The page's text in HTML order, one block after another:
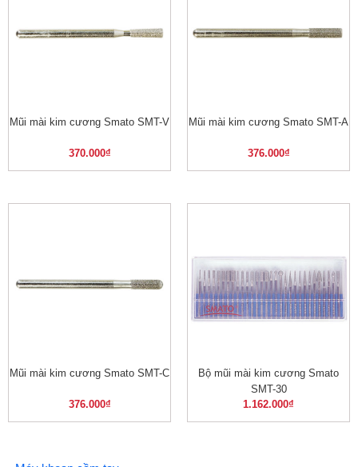
Mũi mài kim cương Smato SMT-V
370.000₫
Mũi mài kim cương Smato SMT-A
376.000₫
Mũi mài kim cương Smato SMT-C
376.000₫
Bộ mũi mài kim cương Smato
SMT-30
1.162.000₫